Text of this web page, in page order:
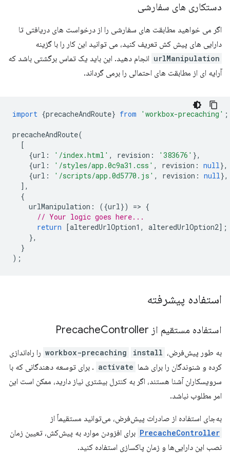
دستکاری های سفارشی
اگر می خواهید مطابقت های سفارشی را از درخواست های دریافتی تا
دارایی های پیش کش تعریف کنید، می توانید این کار را با گزینه
urlManipulation انجام دهید. این باید یک تماس برگشتی باشد که
آرایه ای از مطابقت های احتمالی را برمی گرداند.
import {precacheAndRoute} from 'workbox-precaching' ;
precacheAndRoute(
[
{url : '/index.html' , revision : '383676' },
{url : '/styles/app.0c9a31.css' , revision : null},
{url : '/scripts/app.0d5770.js' , revision : null},
],
{
urlManipulation : ({url}) => {
// Your logic goes here...
return [alteredUrlOption1 , alteredUrlOption2];
},
}
);
استفاده پیشرفته
استفاده مستقیم از Precache Controller
به طور پیش‌فرض، workbox-precaching install
را راه‌اندازی
کرده و شنوندگان را برای شما activate . برای توسعه دهندگانی که با
سرویسکاران آشنا هستند، اگر به کنترل بیشتری نیاز دارید، ممکن است این
امر مطلوب نباشد.
به‌جای استفاده از صادرات پیش‌فرض، می‌توانید مستقیماً از
PrecacheController برای افزودن موارد به پیش‌کش، تعیین زمان
نصب این دارایی‌ها و زمان پاکسازی استفاده کنید.